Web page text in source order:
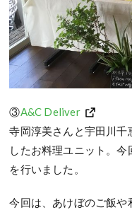
③A&C Deliver
寺岡淳美さんと宇田川千
したお料理ユニット。
を行いました。
今回は、あけぼのご飯